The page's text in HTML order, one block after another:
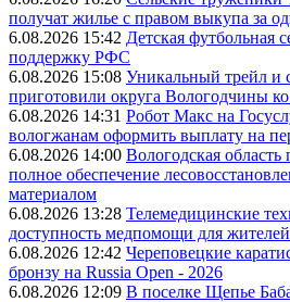
получат жилье с правом выкупа за
6.08.2026 15:42 Детская футбольная
поддержку РФС
6.08.2026 15:08 Уникальный трейл и
приготовили округа Вологодчины
6.08.2026 14:31 Робот Макс на
вологжанам оформить выплату на
6.08.2026 14:00 Вологодская область
полное обеспечение
материалом
6.08.2026 13:28 Телемедицинские
доступность медпомощи для
6.08.2026 12:42 Череповецкие
бронзу на Russia Open - 2026
6.08.2026 12:09 В поселке Щепье